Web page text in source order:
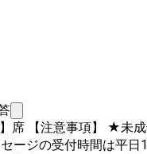
はご利用
ージの受付時間は平日